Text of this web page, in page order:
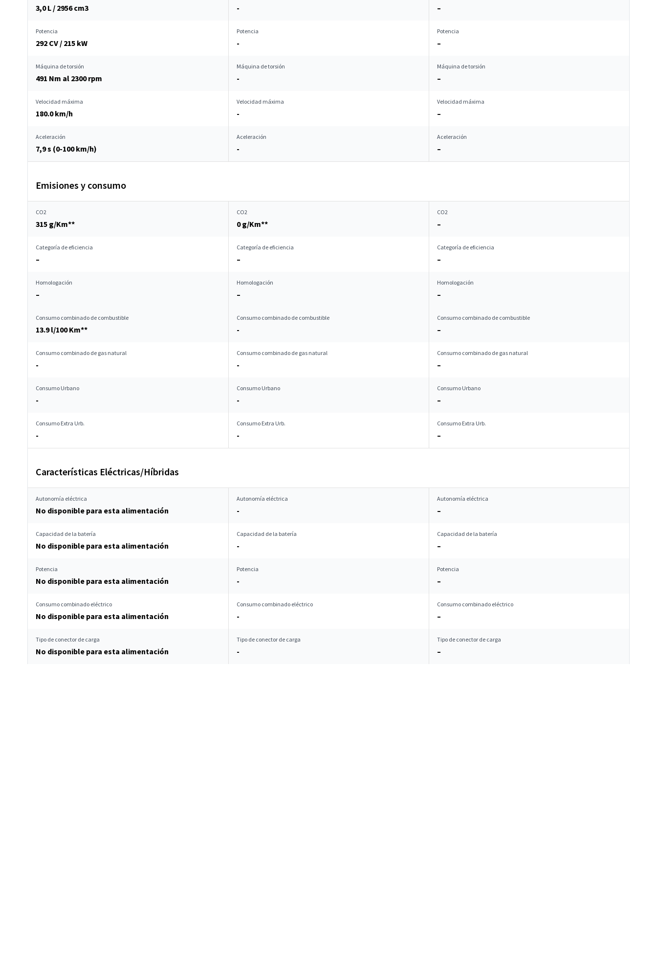
3,0 L / 2956 cm3 - –
Potencia
292 CV / 215 kW
Potencia
-
Potencia
–
Máquina de torsión
491 Nm al 2300 rpm
Máquina de torsión
-
Máquina de torsión
–
Velocidad máxima
180.0 km/h
Velocidad máxima
-
Velocidad máxima
–
Aceleración
7,9 s (0-100 km/h)
Aceleración
-
Aceleración
–
Emisiones y consumo
CO2
315 g/Km**
CO2
0 g/Km**
CO2
–
Categoría de eficiencia
–
Categoría de eficiencia
–
Categoría de eficiencia
–
Homologación
–
Homologación
–
Homologación
–
Consumo combinado de combustible
13.9 l/100 Km**
Consumo combinado de combustible
-
Consumo combinado de combustible
–
Consumo combinado de gas natural
-
Consumo combinado de gas natural
-
Consumo combinado de gas natural
–
Consumo Urbano
-
Consumo Urbano
-
Consumo Urbano
–
Consumo Extra Urb.
-
Consumo Extra Urb.
-
Consumo Extra Urb.
–
Características Eléctricas/Híbridas
Autonomía eléctrica
No disponible para esta alimentación
Autonomía eléctrica
-
Autonomía eléctrica
–
Capacidad de la batería
No disponible para esta alimentación
Capacidad de la batería
-
Capacidad de la batería
–
Potencia
No disponible para esta alimentación
Potencia
-
Potencia
–
Consumo combinado eléctrico
No disponible para esta alimentación
Consumo combinado eléctrico
-
Consumo combinado eléctrico
–
Tipo de conector de carga
No disponible para esta alimentación
Tipo de conector de carga
-
Tipo de conector de carga
–